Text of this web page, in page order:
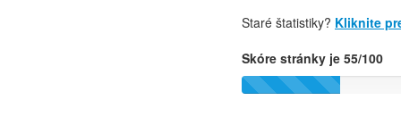
Staré štatistiky? Kliknite
Skóre stránky je 55/100